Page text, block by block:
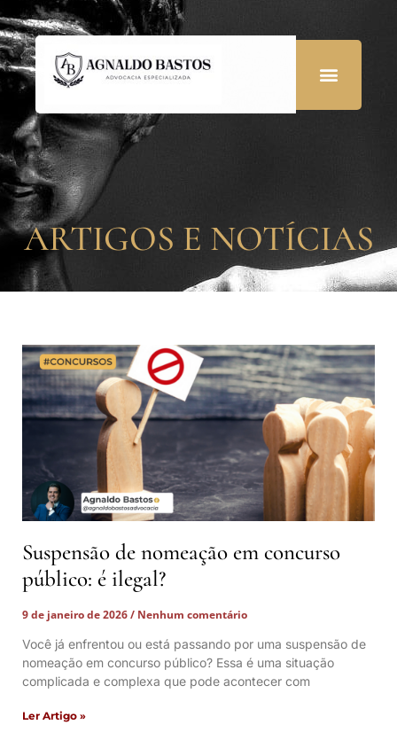
ARTIGOS E NOTÍCIAS
Suspensão de nomeação em concurso
público: é ilegal?
9 de janeiro de 2026
Nenhum comentário
Você já enfrentou ou está passando por uma suspensão de
nomeação em concurso público? Essa é uma situação
complicada e complexa que pode acontecer com
Ler Artigo »